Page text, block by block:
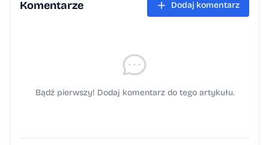
ostrożności przez wszystkich uczestników
Komentarze Dodaj komentarz
Bądź pierwszy! Dodaj komentarz do tego artykułu.